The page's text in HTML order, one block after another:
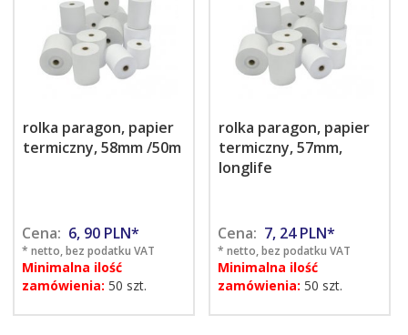
rolka paragon, papier
termiczny, 58mm /50m
Cena: 6, 90 PLN*
* netto, bez podatku VAT
Minimalna ilość
zamówienia: 50 szt.
rolka paragon, papier
termiczny, 57mm,
longlife
Cena: 7, 24 PLN*
* netto, bez podatku VAT
Minimalna ilość
zamówienia: 50 szt.